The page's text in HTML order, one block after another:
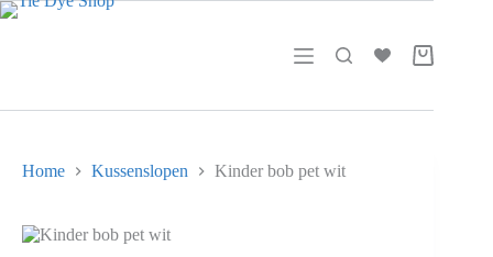
Ga
Home Kussenslopen Kinder bob pet wit